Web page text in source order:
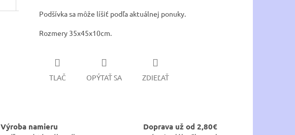
Podšívka sa môže líšiť podľa aktuálnej ponuky.
Rozmery 35x45x10cm.
TLAČ OPÝTAŤ SA ZDIEĽAŤ
Výroba namieru Doprava už od 2,80€